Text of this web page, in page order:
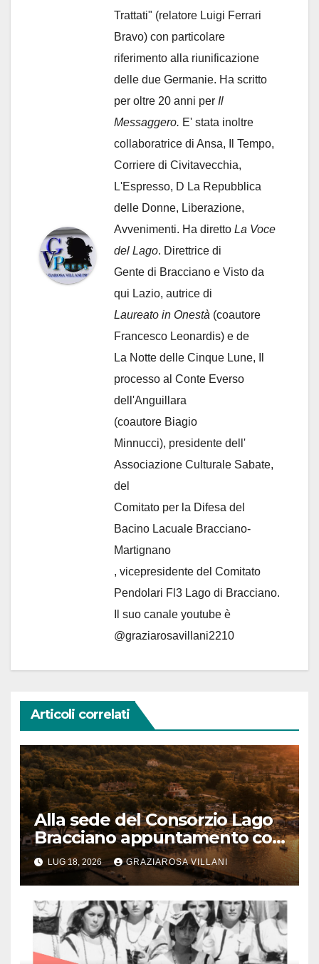
Trattati" (relatore Luigi Ferrari
Bravo) con particolare
riferimento alla riunificazione
delle due Germanie. Ha scritto
per oltre 20 anni per Il
Messaggero. E' stata inoltre
collaboratrice di Ansa, Il Tempo,
Corriere di Civitavecchia,
L'Espresso, D La Repubblica
delle Donne, Liberazione,
Avvenimenti. Ha diretto La Voce
del Lago. Direttrice di
Gente di Bracciano e Visto da
qui Lazio, autrice di
Laureato in Onestà (coautore
Francesco Leonardis) e de
La Notte delle Cinque Lune, Il
processo al Conte Everso
dell'Anguillara
(coautore Biagio
Minnucci), presidente dell'
Associazione Culturale Sabate,
del
Comitato per la Difesa del
Bacino Lacuale Bracciano-
Martignano
, vicepresidente del Comitato
Pendolari Fl3 Lago di Bracciano.
Il suo canale youtube è
@graziarosavillani2210
Articoli correlati
Alla sede del Consorzio Lago
Bracciano appuntamento col
Bel Canto: domenica 19 luglio
2026 alle 19 concerto lirico ad
ingresso libero
LUG 18, 2026 GRAZIAROSA VILLANI